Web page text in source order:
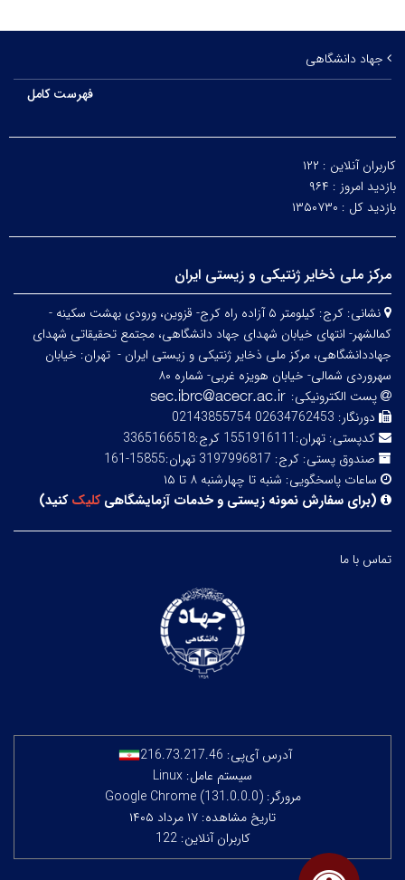
جهاد دانشگاهی
فهرست کامل
کاربران آنلاین : ۱۲۲
بازدید امروز : ۹۶۴
بازدید کل : ۱۳۵۰۷۳۰
مرکز ملی ذخایر ژنتیکی و زیستی ایران
نشانی:
کرج: کیلومتر ۵ آزاده راه کرج- قزوین، ورودی بهشت سکینه -
کمالشهر- انتهای خیابان شهدای جهاد دانشگاهی، مجتمع تحقیقاتی شهدای
جهاددانشگاهی، مرکز ملی ذخایر ژنتیکی و زیستی ایران - تهران: خیابان
سهروردی شمالی- خیابان هویزه غربی- شماره ۸۰
پست الکترونیکی:
دورنگار: 02634762453 02143855754
کدپستی: تهران:1551916111 کرج:3365166518
صندوق پستی: کرج: 3197996817 تهران:15855-161
ساعات پاسخگویی: شنبه تا چهارشنبه ۸ تا ۱۵
(برای سفارش نمونه زیستی و خدمات آزمایشگاهیکلیککنید)
تماس با ما
آدرس آی‌پی: 216.73.217.46
سیستم عامل: Linux
مرورگر: Google Chrome (131.0.0.0)
تاریخ مشاهده: ۱۷ مرداد ۱۴۰۵
کاربران آنلاین: 122